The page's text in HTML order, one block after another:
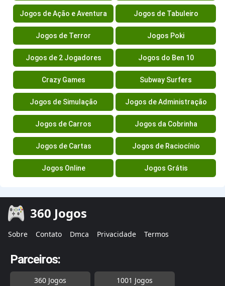
Jogos de Ação e Aventura Jogos de Tabuleiro
Jogos de Terror Jogos Poki
Jogos de 2 Jogadores Jogos do Ben 10
Crazy Games Subway Surfers
Jogos de Simulação Jogos de Administração
Jogos de Carros Jogos da Cobrinha
Jogos de Cartas Jogos de Raciocínio
Jogos Online Jogos Grátis
360 Jogos
Sobre Contato Dmca Privacidade Termos
Parceiros:
360 Jogos 1001 Jogos